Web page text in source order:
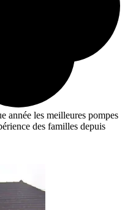
année les meilleures pompes
des familles depuis